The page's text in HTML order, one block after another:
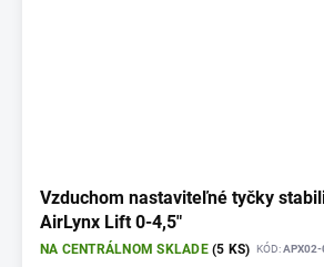
Vzduchom nastaviteľné tyčky
AirLynx Lift 0-4,5"
NA CENTRÁLNOM SKLADE(5 KS) KÓD: